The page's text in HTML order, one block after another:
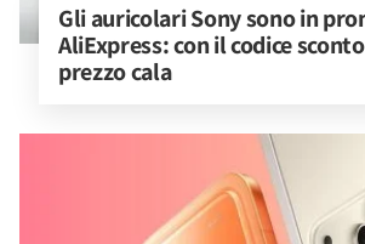
Gli auricolari Sony sono in
AliExpress: con il codice
prezzo cala